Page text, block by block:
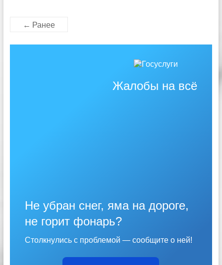
← Ранее
Жалобы на всё
Не убран снег, яма на дороге,
не горит фонарь?
Столкнулись с проблемой — сообщите о ней!